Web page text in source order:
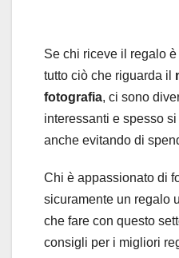
Se chi riceve il regalo
tutto ciò che riguarda il
fotografia, ci sono
interessanti e spesso
anche evitando di
Chi è appassionato di
sicuramente un regalo
che fare con questo
consigli per i migliori